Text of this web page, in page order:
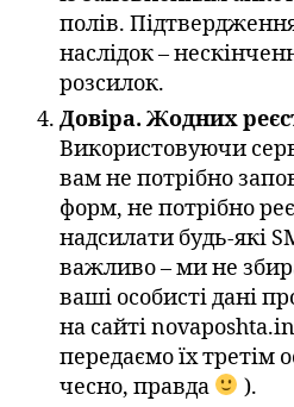
полів.
наслідок –
розсилок.
Довіра. Жодних
Використовуючи
вам не потрібно
форм, не потрібно
надсилати будь-які
важливо – ми не
ваші особисті дані
на сайті
передаємо їх третім
чесно, правда
).